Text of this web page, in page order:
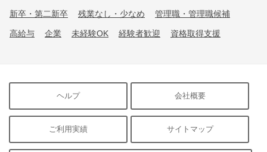
新卒・第二新卒 残業なし・少なめ 管理職・管理職候補
高給与 企業 未経験OK 経験者歓迎 資格取得支援
ヘルプ 会社概要
ご利用実績 サイトマップ